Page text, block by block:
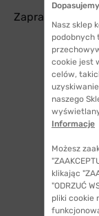
Zapraszamy!
Nasz sklep
podobnych
cookie jest
celów,
naszego
Informacje
Możesz
klikając
"ODRZUĆ
pliki cookie